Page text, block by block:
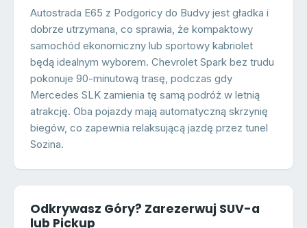
Autostrada E65 z Podgoricy do Budvy jest gładka i
dobrze utrzymana, co sprawia, że kompaktowy
samochód ekonomiczny lub sportowy kabriolet
będą idealnym wyborem. Chevrolet Spark bez trudu
pokonuje 90-minutową trasę, podczas gdy
Mercedes SLK zamienia tę samą podróż w letnią
atrakcję. Oba pojazdy mają automatyczną skrzynię
biegów, co zapewnia relaksującą jazdę przez tunel
Sozina.
Odkrywasz Góry? Zarezerwuj SUV-a
lub Pickup